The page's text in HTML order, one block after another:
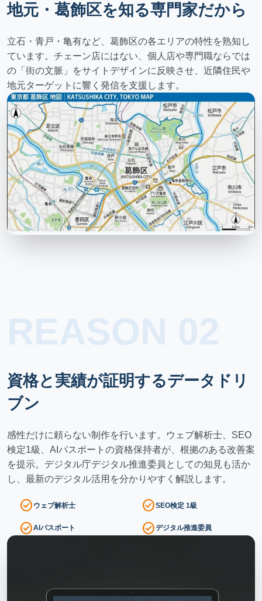
地元・葛飾区を知る専門家だから
立石・青戸・亀有など、葛飾区の各エリアの特性を熟知し
ています。チェーン店にはない、個人店や専門職ならでは
の「街の文脈」をサイトデザインに反映させ、近隣住民や
地元ターゲットに響く発信を支援します。
REASON 02
資格と実績が証明するデータドリ
ブン
感性だけに頼らない制作を行います。ウェブ解析士、SEO
検定1級、AIパスポートの資格保持者が、根拠のある改善案
を提示。デジタル庁デジタル推進委員としての知見も活か
し、最新のデジタル活用を分かりやすく解説します。
check_circle ウェブ解析士 check_circleSEO検定 1級
check_circleAIパスポート check_circleデジタル推進委員